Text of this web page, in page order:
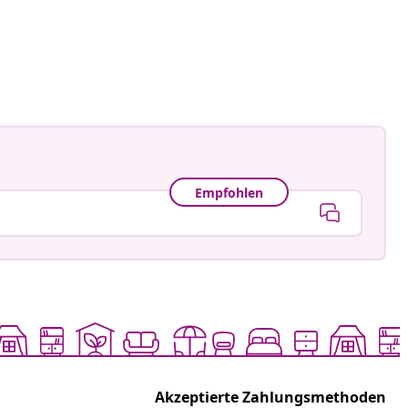
Empfohlen
Akzeptierte Zahlungsmethoden